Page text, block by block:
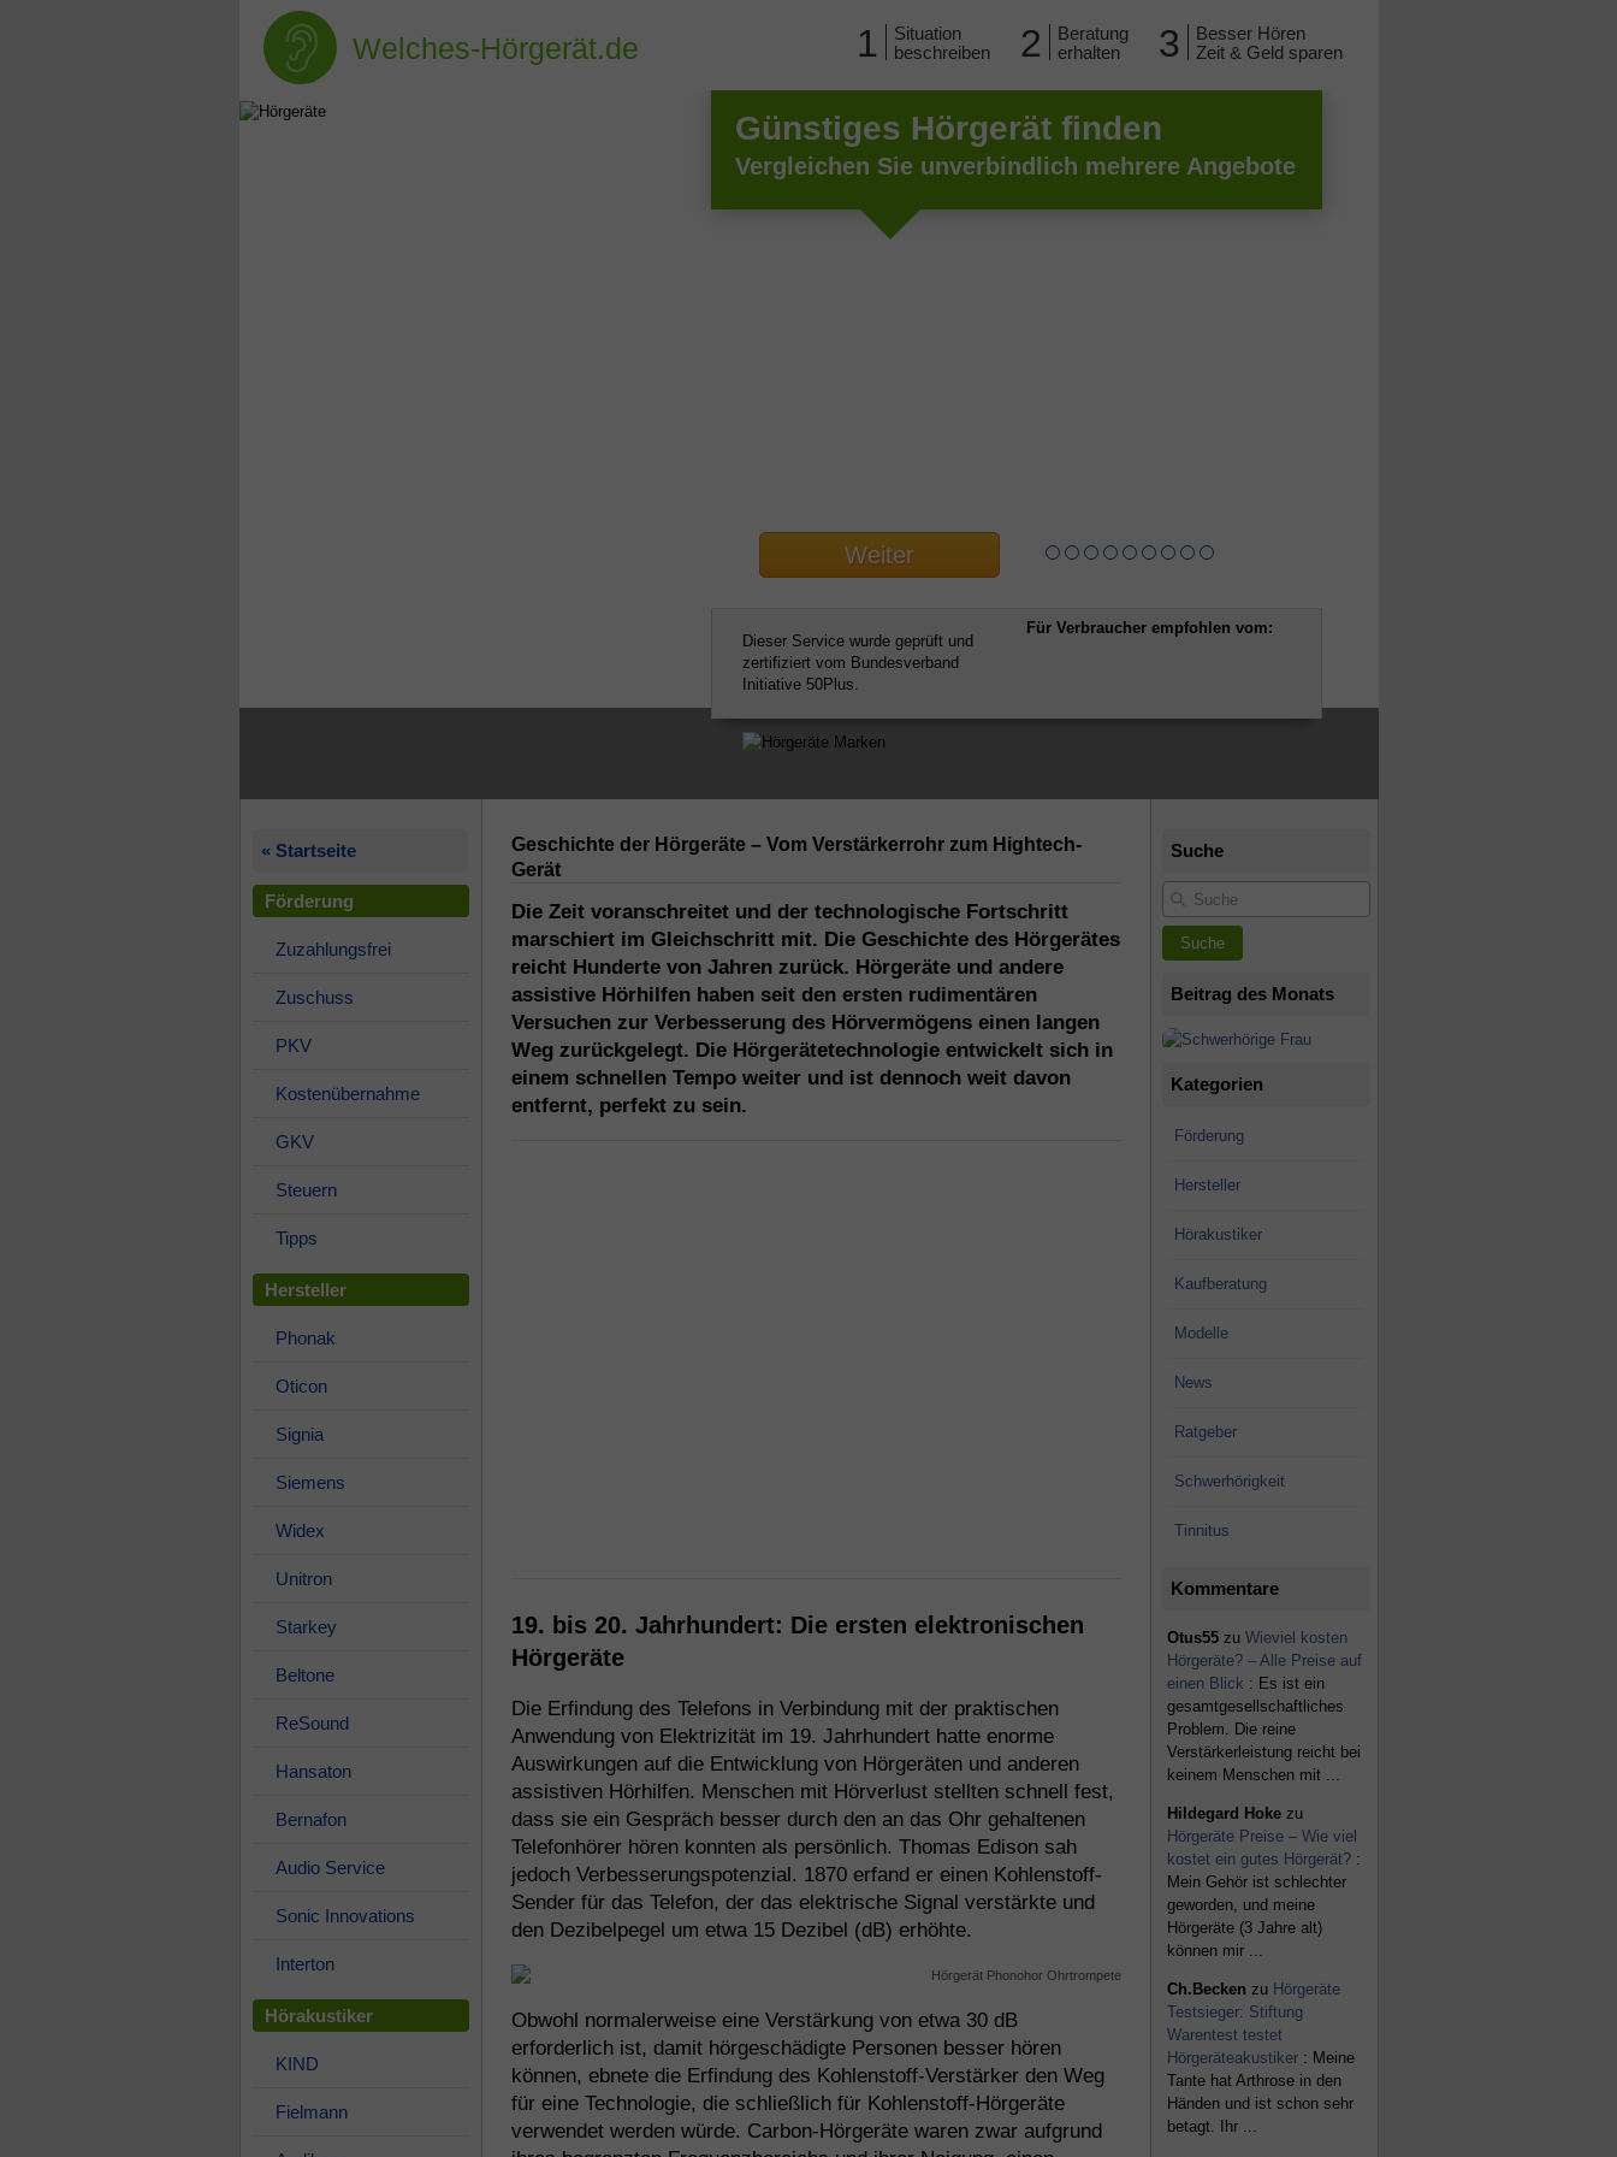
Welches-Hörgerät.de 1
Situation
beschreiben
2
Beratung
erhalten
3
Besser Hören
Zeit & Geld sparen
Günstiges Hörgerät finden
Vergleichen Sie unverbindlich mehrere Angebote
Weiter
Für Verbraucher empfohlen vom:
Dieser Service wurde geprüft und
zertifiziert vom Bundesverband
Initiative 50Plus.
Geschichte der Hörgeräte – Vom Verstärkerrohr zum Hightech-
Gerät
Die Zeit voranschreitet und der technologische Fortschritt
marschiert im Gleichschritt mit. Die Geschichte des Hörgerätes
reicht Hunderte von Jahren zurück. Hörgeräte und andere
assistive Hörhilfen haben seit den ersten rudimentären
Versuchen zur Verbesserung des Hörvermögens einen langen
Weg zurückgelegt. Die Hörgerätetechnologie entwickelt sich in
einem schnellen Tempo weiter und ist dennoch weit davon
entfernt, perfekt zu sein.
19. bis 20. Jahrhundert: Die ersten elektronischen
Hörgeräte
Die Erfindung des Telefons in Verbindung mit der praktischen
Anwendung von Elektrizität im 19. Jahrhundert hatte enorme
Auswirkungen auf die Entwicklung von Hörgeräten und anderen
assistiven Hörhilfen. Menschen mit Hörverlust stellten schnell fest,
dass sie ein Gespräch besser durch den an das Ohr gehaltenen
Telefonhörer hören konnten als persönlich. Thomas Edison sah
jedoch Verbesserungspotenzial. 1870 erfand er einen Kohlenstoff-
Sender für das Telefon, der das elektrische Signal verstärkte und
den Dezibelpegel um etwa 15 Dezibel (dB) erhöhte.
Obwohl normalerweise eine Verstärkung von etwa 30 dB
erforderlich ist, damit hörgeschädigte Personen besser hören
können, ebnete die Erfindung des Kohlenstoff-Verstärker den Weg
für eine Technologie, die schließlich für Kohlenstoff-Hörgeräte
verwendet werden würde. Carbon-Hörgeräte waren zwar aufgrund
« Startseite
Förderung
Zuzahlungsfrei
Zuschuss
PKV
Kostenübernahme
GKV
Steuern
Tipps
Hersteller
Phonak
Oticon
Signia
Siemens
Widex
Unitron
Starkey
Beltone
ReSound
Hansaton
Bernafon
Audio Service
Sonic Innovations
Interton
Hörakustiker
KIND
Fielmann
Suche
Suche
Beitrag des Monats
Kategorien
Förderung
Hersteller
Hörakustiker
Kaufberatung
Modelle
News
Ratgeber
Schwerhörigkeit
Tinnitus
Kommentare
Otus55zu Wieviel kosten
Hörgeräte? – Alle Preise auf
einen Blick‎ : Es ist ein
gesamtgesellschaftliches
Problem. Die reine
Verstärkerleistung reicht bei
keinem Menschen mit ...
Hildegard Hokezu
Hörgeräte Preise – Wie viel
kostet ein gutes Hörgerät? :
Mein Gehör ist schlechter
geworden, und meine
Hörgeräte (3 Jahre alt)
können mir ...
Ch.Becken zu Hörgeräte
Testsieger: Stiftung
Warentest testet
Hörgeräteakustiker : Meine
Tante hat Arthrose in den
Händen und ist schon sehr
betagt. Ihr ...